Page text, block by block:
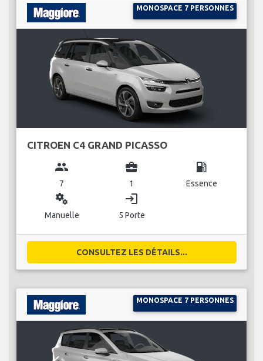
MONOSPACE 7 PERSONNES
CITROEN C4 GRAND PICASSO
group
7
business_center
1
local_gas_station
Essence
miscellaneous_services
Manuelle
login
5 Porte
CONSULTEZ LES DÉTAILS...
MONOSPACE 7 PERSONNES